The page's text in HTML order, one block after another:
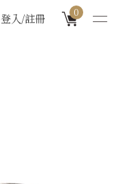
登入/註冊 0